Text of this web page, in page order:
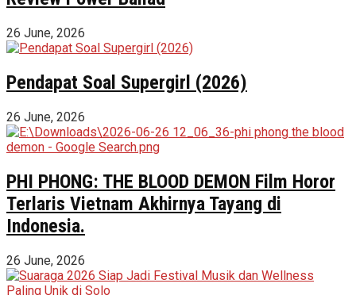
26 June, 2026
Pendapat Soal Supergirl (2026)
26 June, 2026
PHI PHONG: THE BLOOD DEMON Film Horor
Terlaris Vietnam Akhirnya Tayang di
Indonesia.
26 June, 2026